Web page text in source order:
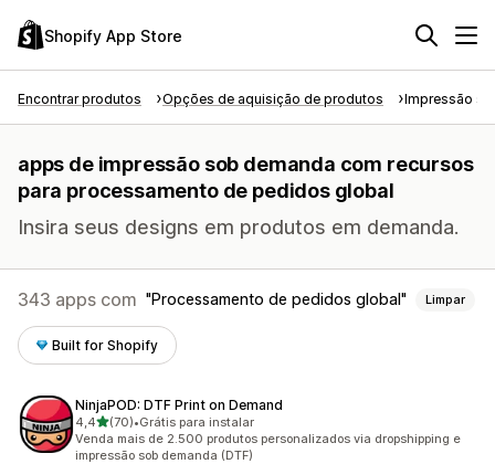
Shopify App Store
Encontrar produtos Opções de aquisição de produtos Impressão
apps de impressão sob demanda com recursos
para processamento de pedidos global
Insira seus designs em produtos em demanda.
343 apps com Processamento de pedidos global Limpar
Built for Shopify
NinjaPOD: DTF Print on Demand
4,4de 5 estrelas
(70)
70 avaliações ao todo
•Grátis para instalar
Venda mais de 2.500 produtos personalizados via dropshipping e
impressão sob demanda (DTF)